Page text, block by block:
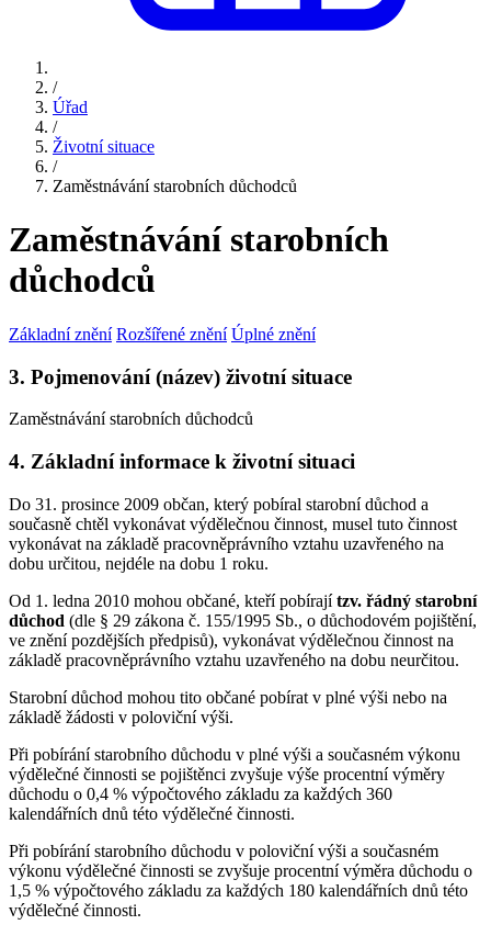
/
Úřad
/
Životní situace
/
Zaměstnávání starobních důchodců
Zaměstnávání starobních
důchodců
Základní znění Rozšířené znění Úplné znění
3. Pojmenování (název) životní situace
Zaměstnávání starobních důchodců
4. Základní informace k životní situaci
Do 31. prosince 2009 občan, který pobíral starobní důchod a
současně chtěl vykonávat výdělečnou činnost, musel tuto činnost
vykonávat na základě pracovněprávního vztahu uzavřeného na
dobu určitou, nejdéle na dobu 1 roku.
Od 1. ledna 2010 mohou občané, kteří pobírajítzv. řádný starobní
důchod (dle § 29 zákona č. 155/1995 Sb., o důchodovém pojištění,
ve znění pozdějších předpisů), vykonávat výdělečnou činnost na
základě pracovněprávního vztahu uzavřeného na dobu neurčitou.
Starobní důchod mohou tito občané pobírat v plné výši nebo na
základě žádosti v poloviční výši.
Při pobírání starobního důchodu v plné výši a současném výkonu
výdělečné činnosti se pojištěnci zvyšuje výše procentní výměry
důchodu o 0,4 % výpočtového základu za každých 360
kalendářních dnů této výdělečné činnosti.
Při pobírání starobního důchodu v poloviční výši a současném
výkonu výdělečné činnosti se zvyšuje procentní výměra důchodu o
1,5 % výpočtového základu za každých 180 kalendářních dnů této
výdělečné činnosti.